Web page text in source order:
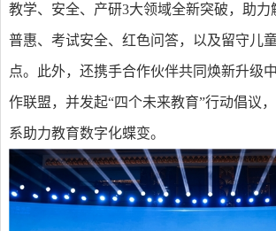
教学、安全、产研3大领域全新突破，助力
普惠、考试安全、红色问答，以及留守儿
点。此外，还携手合作伙伴共同焕新升级
作联盟，并发起“四个未来教育”行动倡议
系助力教育数字化蝶变。